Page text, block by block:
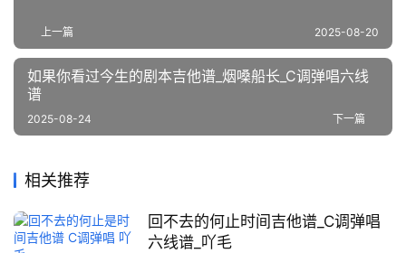
上一篇 2025-08-20
如果你看过今生的剧本吉他谱_烟嗓船长_C调弹唱六线
谱
下一篇
2025-08-24
相关推荐
回不去的何止时间吉他谱_C调弹唱
六线谱_吖毛